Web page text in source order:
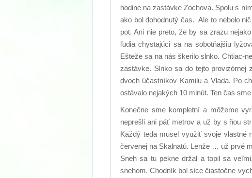
hodine na zastávke Zochova. Spolu s
ako bol dohodnutý čas. Ale to nebolo
pot. Ani nie preto, že by sa zrazu
ľudia chystajúci sa na sobotňajšiu
Ešteže sa na nás škerilo slnko. Chtiac-
zastávke. Slnko sa do tejto
dvoch účastníkov Kamilu a Vlada. Po
ostávalo nejakých 10 minút. Ten čas
Konečne sme kompletní a môžeme
neprešli ani päť metrov a už by s ňou
Každý teda musel využiť svoje vlastné
červenej na Skalnatú. Lenže … už prvé
Sneh sa tu pekne držal a topil sa
snehom. Chodník bol síce čiastočne